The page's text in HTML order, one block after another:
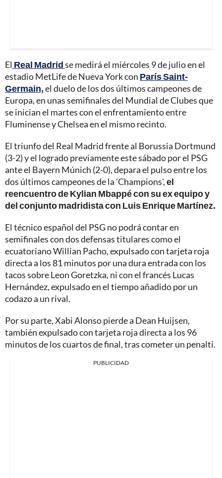
El Real Madridse medirá el miércoles 9 de julio en el
estadio MetLife de Nueva York con París Saint-
Germain,el duelo de los dos últimos campeones de
Europa, en unas semifinales del Mundial de Clubes que
se inician el martes con el enfrentamiento entre
Fluminense y Chelsea en el mismo recinto.
El triunfo del Real Madrid frente al Borussia Dortmund
(3-2) y el logrado previamente este sábado por el PSG
ante el Bayern Múnich (2-0), depara el pulso entre los
dos últimos campeones de la 'Champions',el
reencuentro de Kylian Mbappé con su ex equipo y
del conjunto madridista con Luis Enrique Martínez.
El técnico español del PSG no podrá contar en
semifinales con dos defensas titulares como el
ecuatoriano Willian Pacho, expulsado con tarjeta roja
directa a los 81 minutos por una dura entrada con los
tacos sobre Leon Goretzka, ni con el francés Lucas
Hernández, expulsado en el tiempo añadido por un
codazo a un rival.
Por su parte, Xabi Alonso pierde a Dean Huijsen,
también expulsado con tarjeta roja directa a los 96
minutos de los cuartos de final, tras cometer un penalti.
PUBLICIDAD